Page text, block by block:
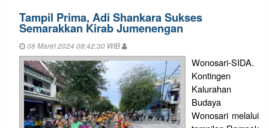
Tampil Prima, Adi Shankara Sukses
Semarakkan Kirab Jumenengan
08 Maret 2024 08:42:30 WIB
Wonosari-SIDA.
Kontingen
Kalurahan
Budaya
Wonosari melalui